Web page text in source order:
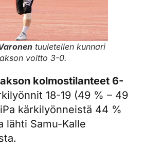
tuuletellen kunnari
voitto 3-0.
kolmostilanteet 6-
18-19 (49 % – 49
kärkilyönneistä 44 %
lähti Samu-Kalle